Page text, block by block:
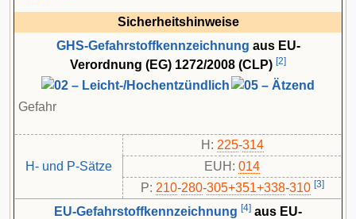
Sicherheitshinweise
GHS-Gefahrstoffkennzeichnung aus EU-
Verordnung (EG) 1272/2008 (CLP) [2]
Gefahr
H- und P-Sätze
H: 225-314
EUH: 014
P: 210-​280-​305+351+338-​310 [3]
EU-Gefahrstoffkennzeichnung [4] aus EU-